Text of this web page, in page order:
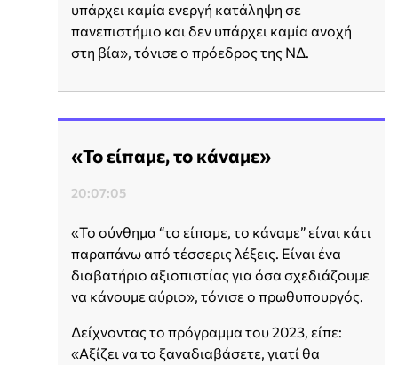
υπάρχει καμία ενεργή κατάληψη σε
πανεπιστήμιο και δεν υπάρχει καμία ανοχή
στη βία», τόνισε ο πρόεδρος της ΝΔ.
«Το είπαμε, το κάναμε»
20:07:05
«Το σύνθημα “το είπαμε, το κάναμε” είναι κάτι
παραπάνω από τέσσερις λέξεις. Είναι ένα
διαβατήριο αξιοπιστίας για όσα σχεδιάζουμε
να κάνουμε αύριο», τόνισε ο πρωθυπουργός.
Δείχνοντας το πρόγραμμα του 2023, είπε:
«Αξίζει να το ξαναδιαβάσετε, γιατί θα